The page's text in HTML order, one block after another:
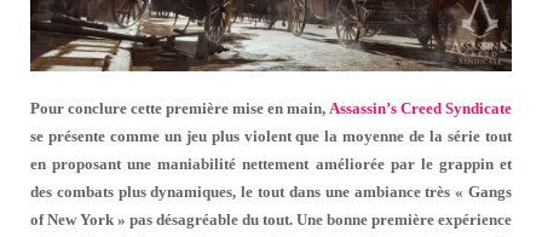
Pour conclure cette première mise en main, Assassin’s Creed Syndicate
se présente comme un jeu plus violent que la moyenne de la série tout
en proposant une maniabilité nettement améliorée par le grappin et
des combats plus dynamiques, le tout dans une ambiance très « Gangs
of New York » pas désagréable du tout. Une bonne première expérience